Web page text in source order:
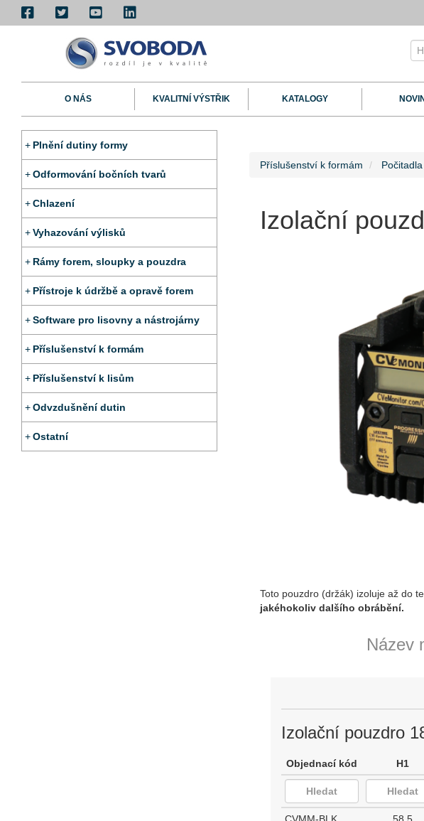
O NÁS KVALITNÍ VÝSTŘIK KATALOGY
Plnění dutiny formy
Odformování bočních tvarů
Chlazení
Vyhazování výlisků
Rámy forem, sloupky a pouzdra
Přístroje k údržbě a opravě forem
Software pro lisovny a nástrojárny
Příslušenství k formám
Příslušenství k lisům
Odvzdušnění dutin
Ostatní
Příslušenství k formám
Izolační
Toto pouzdro (držák) izoluje až do
jakéhokoliv dalšího obrábění.